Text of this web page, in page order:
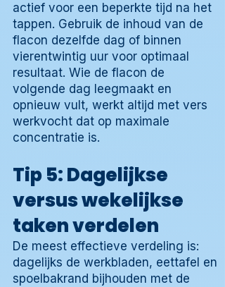
actief voor een beperkte tijd na het
tappen. Gebruik de inhoud van de
flacon dezelfde dag of binnen
vierentwintig uur voor optimaal
resultaat. Wie de flacon de
volgende dag leegmaakt en
opnieuw vult, werkt altijd met vers
werkvocht dat op maximale
concentratie is.
Tip 5: Dagelijkse
versus wekelijkse
taken verdelen
De meest effectieve verdeling is:
dagelijks de werkbladen, eettafel en
spoelbakrand bijhouden met de